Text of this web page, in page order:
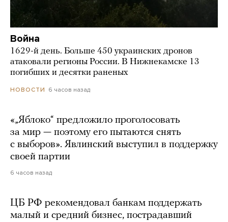
Война
1629-й день. Больше 450 украинских дронов
атаковали регионы России. В Нижнекамске 13
погибших и десятки раненых
НОВОСТИ 6 часов назад
«„Яблоко“ предложило проголосовать
за мир — поэтому его пытаются снять
с выборов». Явлинский выступил в поддержку
своей партии
6 часов назад
ЦБ РФ рекомендовал банкам поддержать
малый и средний бизнес, пострадавший